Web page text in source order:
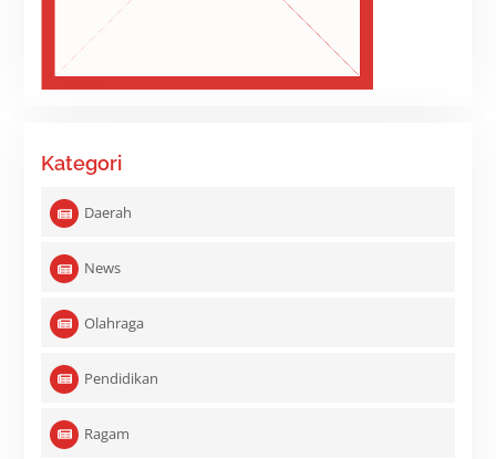
Kategori
Daerah
News
Olahraga
Pendidikan
Ragam